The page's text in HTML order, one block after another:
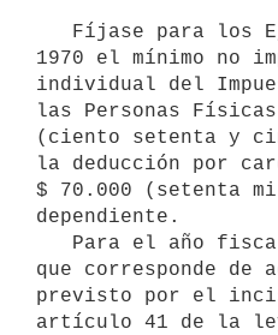
1970 el mínimo no
individual del
las Personas
(ciento setenta y
la deducción por
$ 70.000 (setenta
dependiente.
que corresponde de
previsto por el
artículo 41 de la